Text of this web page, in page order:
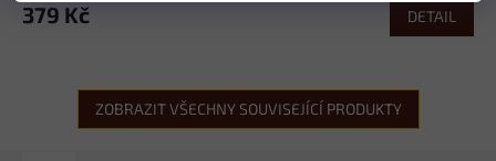
379 Kč DETAIL
ZOBRAZIT VŠECHNY SOUVISEJÍCÍ PRODUKTY